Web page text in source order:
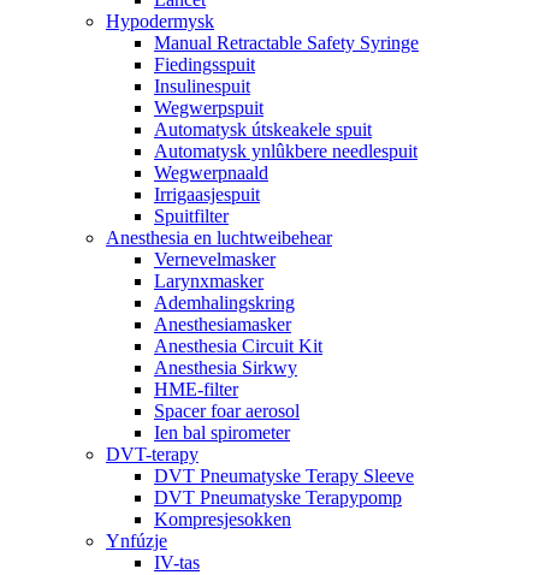
Hypodermysk
Manual Retractable Safety Syringe
Fiedingsspuit
Insulinespuit
Wegwerpspuit
Automatysk útskeakele spuit
Automatysk ynlûkbere needlespuit
Wegwerpnaald
Irrigaasjespuit
Spuitfilter
Anesthesia en luchtweibehear
Vernevelmasker
Larynxmasker
Ademhalingskring
Anesthesiamasker
Anesthesia Circuit Kit
Anesthesia Sirkwy
HME-filter
Spacer foar aerosol
Ien bal spirometer
DVT-terapy
DVT Pneumatyske Terapy Sleeve
DVT Pneumatyske Terapypomp
Kompresjesokken
Ynfúzje
IV-tas